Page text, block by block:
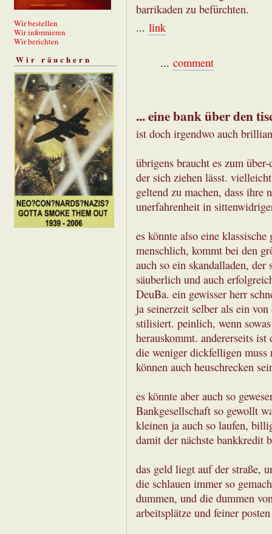
Wir bestellen
Wir informieren
Wir berichten
Wir räuchern
barrikaden zu befürchten.
... link
... comment
... eine bank über den
ist doch irgendwo auch
übrigens braucht es zum
der sich ziehen lässt.
geltend zu machen, dass ihre
unerfahrenheit in
es könnte also eine
menschlich, kommt bei den
auch so ein skandalladen,
säuberlich und auch
DeuBa. ein gewisser herr
ja seinerzeit selber als ein
stilisiert. peinlich, wenn
herauskommt. andererseits
die weniger dickfelligen muss
können auch heuschrecken
es könnte aber auch so
Bankgesellschaft so gewollt
kleinen ja auch so laufen,
damit der nächste bankkredit
das geld liegt auf der straße,
die schlauen immer so
dummen, und die dummen
arbeitsplätze und feiner